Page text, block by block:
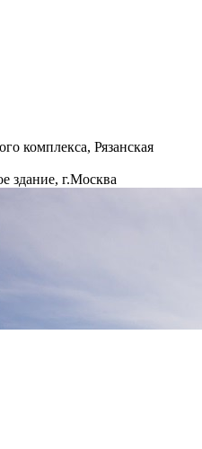
комплекса, Рязанская
здание, г.Москва